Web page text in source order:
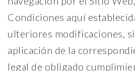
Condiciones aquí
ulteriores modificaciones,
aplicación de la
legal de obligado